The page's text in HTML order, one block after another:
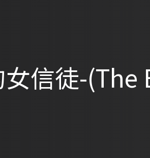
信徒-(The